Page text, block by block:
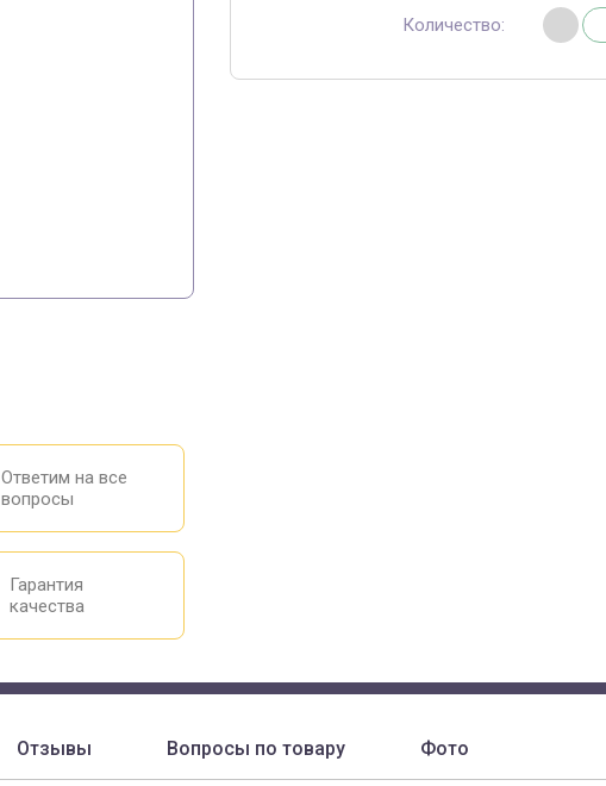
Ответим на все
вопросы
Гарантия
качества
Количество:
Отзывы Вопросы по товару Фото